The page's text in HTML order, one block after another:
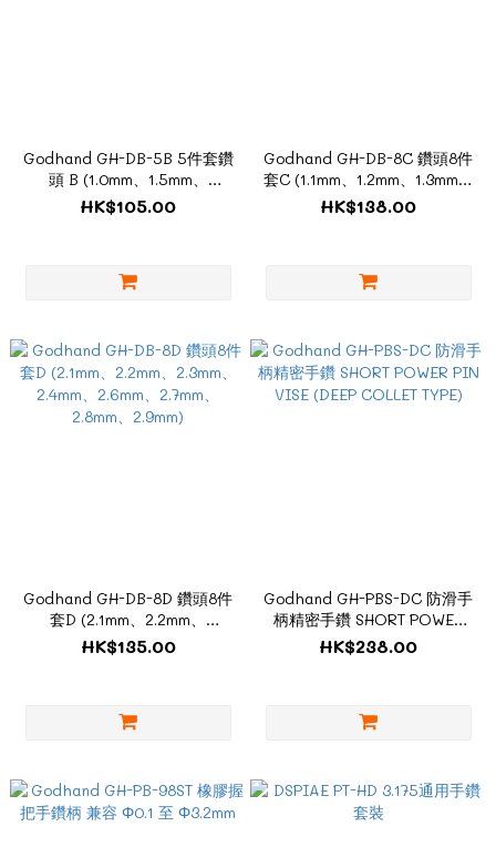
Godhand GH-DB-5B 5件套鑽
頭 B (1.0mm、1.5mm、
2.0mm、2.5mm、3.0mm)
HK$105.00
Godhand GH-DB-8C 鑽頭8件
套C (1.1mm、1.2mm、1.3mm、
1.4mm、1.6mm、1.7mm、
1.8mm、1.9mm)
HK$138.00
Godhand GH-DB-8D 鑽頭8件
套D (2.1mm、2.2mm、
2.3mm、2.4mm、2.6mm、
2.7mm、2.8mm、2.9mm)
HK$135.00
Godhand GH-PBS-DC 防滑手
柄精密手鑽 SHORT POWER
PIN VISE (DEEP COLLET
TYPE)
HK$238.00